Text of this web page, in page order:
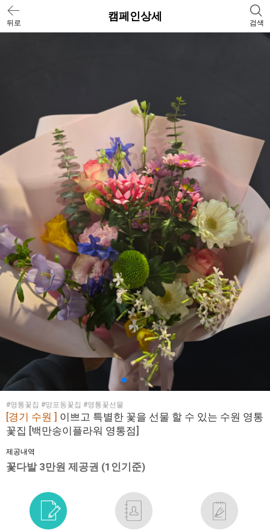
뒤로
캠페인상세
검색
#영통꽃집 #망포동꽃집 #영통꽃선물
[경기 수원 ] 이쁘고 특별한 꽃을 선물 할 수 있는 수원 영통
꽃집 [백만송이플라워 영통점]
제공내역
꽃다발 3만원 제공권 (1인기준)